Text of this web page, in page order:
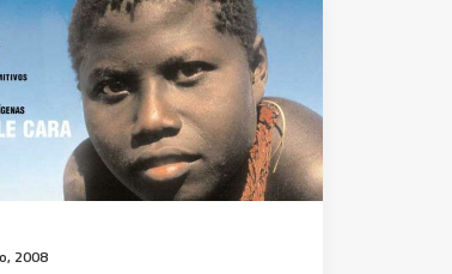
2008